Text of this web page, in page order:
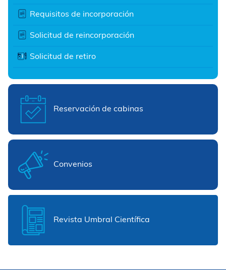
Requisitos de incorporación
Solicitud de reincorporación
Solicitud de retiro
Reservación de cabinas
Convenios
Revista Umbral Científica